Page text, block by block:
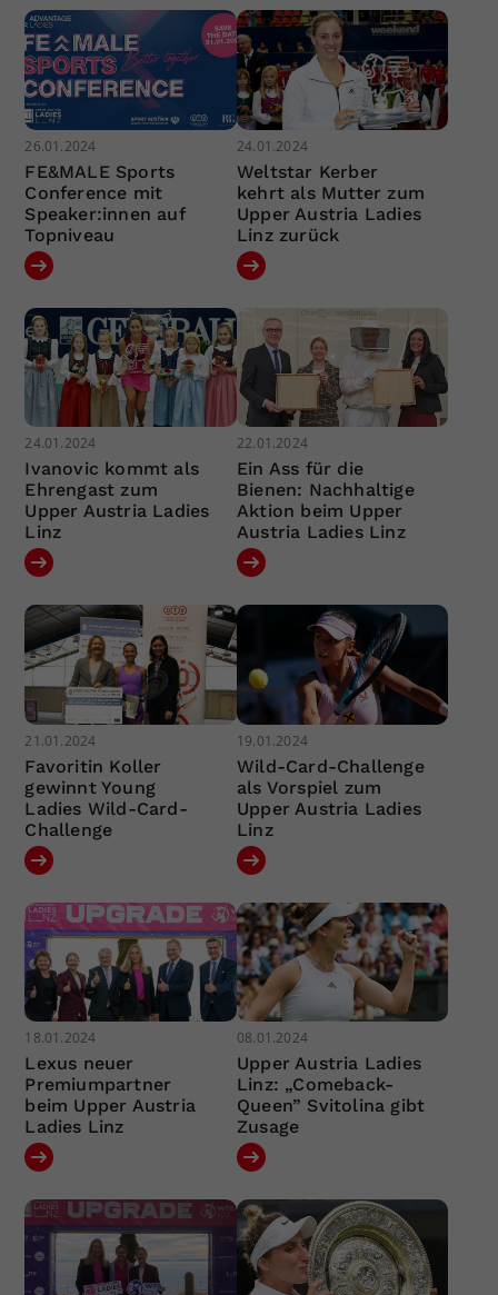
26.01.2024
FE&MALE Sports
Conference mit
Speaker:innen auf
Topniveau
24.01.2024
Weltstar Kerber
kehrt als Mutter zum
Upper Austria Ladies
Linz zurück
24.01.2024
Ivanovic kommt als
Ehrengast zum
Upper Austria Ladies
Linz
22.01.2024
Ein Ass für die
Bienen: Nachhaltige
Aktion beim Upper
Austria Ladies Linz
21.01.2024
Favoritin Koller
gewinnt Young
Ladies Wild-Card-
Challenge
19.01.2024
Wild-Card-Challenge
als Vorspiel zum
Upper Austria Ladies
Linz
18.01.2024
Lexus neuer
Premiumpartner
beim Upper Austria
Ladies Linz
08.01.2024
Upper Austria Ladies
Linz: „Comeback-
Queen” Svitolina gibt
Zusage